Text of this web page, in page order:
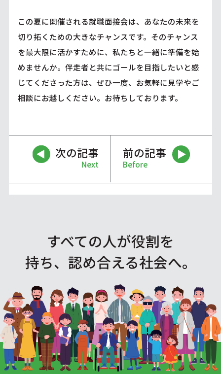
この夏に開催される就職面接会は、あなたの未来を
切り拓くための大きなチャンスです。そのチャンス
を最大限に活かすために、私たちと一緒に準備を始
めませんか。伴走者と共にゴールを目指したいと感
じてくださった方は、ぜひ一度、お気軽に見学やご
相談にお越しください。お待ちしております。
次の記事
Next
前の記事
Before
すべての人が役割を
持ち、認め合える社会へ。